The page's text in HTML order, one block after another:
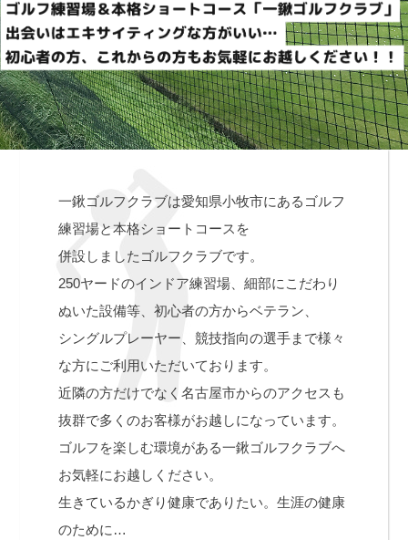
一鍬ゴルフクラブは愛知県小牧市にあるゴルフ
練習場と本格ショートコースを
併設しましたゴルフクラブです。
250ヤードのインドア練習場、細部にこだわり
ぬいた設備等、初心者の方からベテラン、
シングルプレーヤー、競技指向の選手まで様々
な方にご利用いただいております。
近隣の方だけでなく名古屋市からのアクセスも
抜群で多くのお客様がお越しになっています。
ゴルフを楽しむ環境がある一鍬ゴルフクラブへ
お気軽にお越しください。
生きているかぎり健康でありたい。生涯の健康
のために…